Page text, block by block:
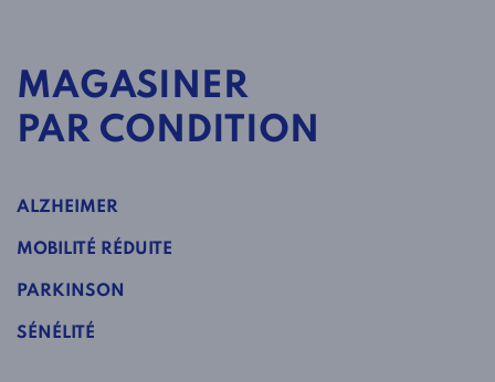
MAGASINER
PAR CONDITION
ALZHEIMER
MOBILITÉ RÉDUITE
PARKINSON
SÉNÉLITÉ